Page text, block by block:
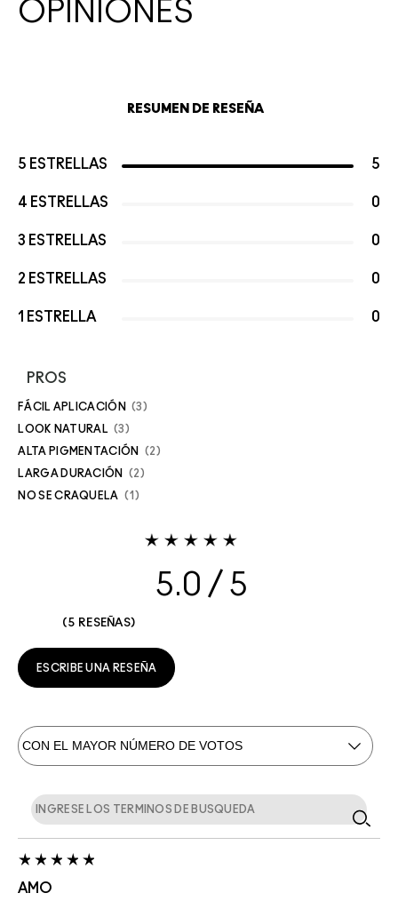
OPINIONES
RESUMEN DE RESEÑA
5 ESTRELLAS 5
4 ESTRELLAS 0
3 ESTRELLAS 0
2 ESTRELLAS 0
1 ESTRELLA 0
PROS
FÁCIL APLICACIÓN 3
LOOK NATURAL 3
ALTA PIGMENTACIÓN 2
LARGA DURACIÓN 2
NO SE CRAQUELA 1
5.0
5 RESEÑAS
ESCRIBE UNA RESEÑA
AMO